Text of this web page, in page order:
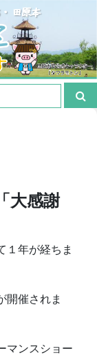
大感謝
１年が経ちま
開催されま
マンスショー